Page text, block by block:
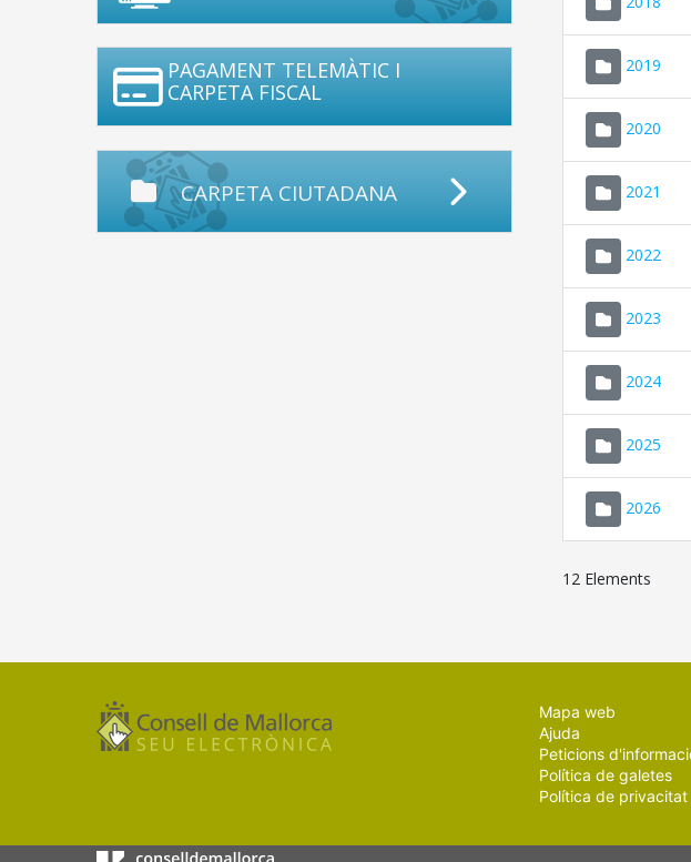
PAGAMENT TELEMÀTIC I
CARPETA FISCAL
CARPETA CIUTADANA
2019
2020
2021
2022
2023
2024
2025
2026
12 Elements
Mapa web
Ajuda
Peticions
Política de galetes
Política de privacitat